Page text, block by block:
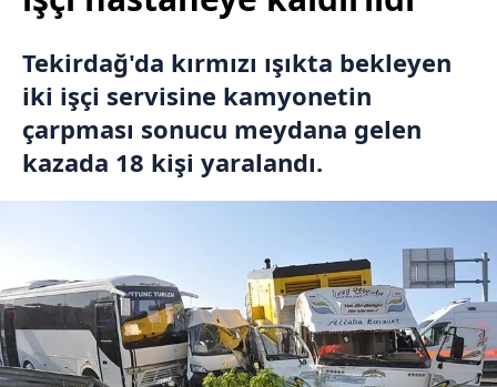
Tekirdağ'da kırmızı ışıkta bekleyen
iki işçi servisine kamyonetin
çarpması sonucu meydana gelen
kazada 18 kişi yaralandı.